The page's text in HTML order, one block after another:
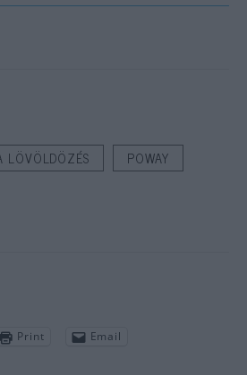
LÖVÖLDÖZÉS
POWAY
Print Email